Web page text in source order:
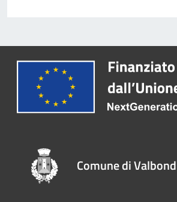
Comune di